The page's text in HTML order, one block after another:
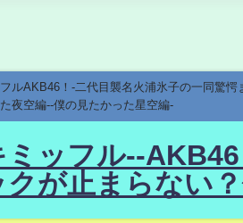
ルAKB46！-二代目襲名火浦氷子の一同驚
夜空編--僕の見たかった星空編-
ミッフル--
クが止まらない